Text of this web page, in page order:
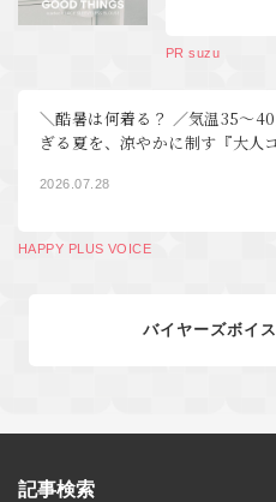
PR suzu
＼酷暑は何着る？ ／気温35～
ぎる夏を、涼やかに制す『大人
2026.07.28
HAPPY PLUS VOICE
バイヤーズボイ
記事検索